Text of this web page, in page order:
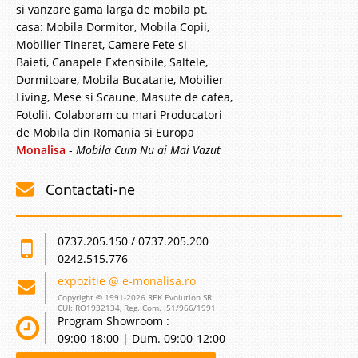
Baza pat tapitata stofa crem cu lada
si somiere incluse in pret Sleepy
Baza de pat tapitata crem cu lada depozitare si somiera cu sistem de
ridicare⭐ Oferta la pret de fabrica Bazele de pat crem din gama Sleepy se
fabrica in dimensiuni potrivite oricarei amenajari:
90x190cm | 90x200cm | 100x200 cm | 120x200 cm ..
2.789 Lei
Pret Redus1.690 Lei
Stoc Epuizat - Indisponibil
Adauga la Favorite
-39%
si vanzare gama larga de mobila pt.
casa: Mobila Dormitor, Mobila Copii,
Mobilier Tineret, Camere Fete si
Baieti, Canapele Extensibile, Saltele,
Dormitoare, Mobila Bucatarie, Mobilier
Living, Mese si Scaune, Masute de cafea,
Fotolii. Colaboram cu mari Producatori
de Mobila din Romania si Europa
Monalisa - Mobila Cum Nu ai Mai Vazut
Contactati-ne
0737.205.150 / 0737.205.200
0242.515.776
expozitie @ e-monalisa.ro
Copyright © 1991-2026 REK Evolution SRL
CUI: RO1932134, Reg. Com. J51/966/1991
Program Showroom :
09:00-18:00 | Dum. 09:00-12:00